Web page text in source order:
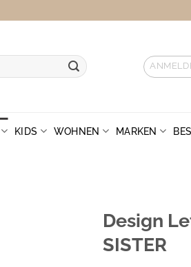
KIDS WOHNEN MARKEN
Design
SISTER